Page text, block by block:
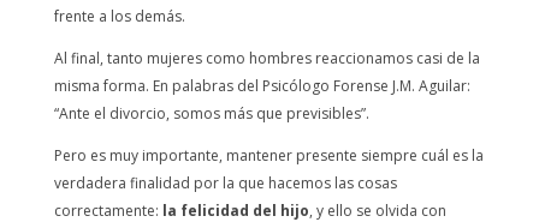
frente a los demás.
Al final, tanto mujeres como hombres reaccionamos casi de la
misma forma. En palabras del Psicólogo Forense J.M. Aguilar:
“Ante el divorcio, somos más que previsibles”.
Pero es muy importante, mantener presente siempre cuál es la
verdadera finalidad por la que hacemos las cosas
correctamente: la felicidad del hijo, y ello se olvida con